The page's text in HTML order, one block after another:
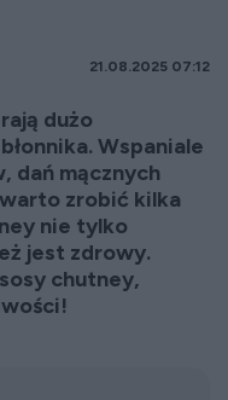
21.08.2025 07:12
dużo
Wspaniale
dań mącznych
zrobić kilka
nie tylko
jest zdrowy.
chutney,